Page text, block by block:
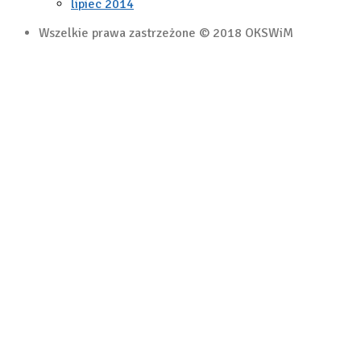
lipiec 2014
Wszelkie prawa zastrzeżone © 2018 OKSWiM